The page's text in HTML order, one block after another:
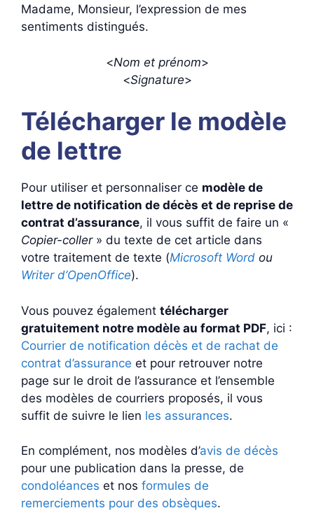
Madame, Monsieur, l’expression de mes
sentiments distingués.
<Nom et prénom>
<Signature>
Télécharger le modèle
de lettre
Pour utiliser et personnaliser ce modèle de
lettre de notification de décès et de reprise de
contrat d’assurance, il vous suffit de faire un «
Copier-coller» du texte de cet article dans
votre traitement de texte (Microsoft Word ou
Writer d’OpenOffice).
Vous pouvez également télécharger
gratuitement notre modèle au format PDF, ici :
Courrier de notification décès et de rachat de
contrat d’assurance et pour retrouver notre
page sur le droit de l’assurance et l’ensemble
des modèles de courriers proposés, il vous
suffit de suivre le lien les assurances.
En complément, nos modèles d’avis de décès
pour une publication dans la presse, de
condoléances et nos formules de
remerciements pour des obsèques.